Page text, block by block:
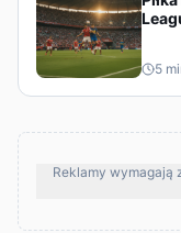
5
Reklamy